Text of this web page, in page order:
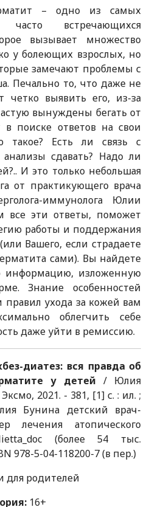
– одно из самых
встречающихся
вызывает множество
у болеющих взрослых, но
замечают проблемы с
Печально то, что даже не
четко выявить его, из-за
вынуждены бегать от
поиске ответов на свои
такое? Есть ли связь с
анализы сдавать? Надо ли
И это только небольшая
от практикующего врача
иммунолога Юлии
все эти ответы, поможет
работы и поддержания
Вашего, если страдаете
сами). Вы найдете
информацию, изложенную
Знание особенностей
правил ухода за кожей вам
облегчить себе
даже уйти в ремиссию.
диатез: вся правда об
у детей / Юлия
2021. - 381, [1] с. : ил. ;
Бунина детский врач-
лечения атопического
(более 54 тыс.
978-5-04-118200-7 (в пер.)
для родителей
16+